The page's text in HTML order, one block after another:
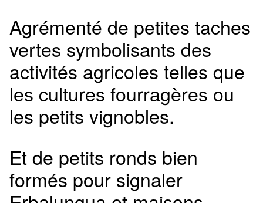
Agrémenté de petites taches
vertes symbolisants des
activités agricoles telles que
les cultures fourragères ou
les petits vignobles.
Et de petits ronds bien
formés pour signaler